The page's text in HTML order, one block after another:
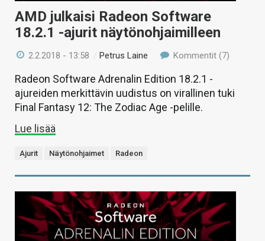
AMD julkaisi Radeon Software
18.2.1 -ajurit näytönohjaimilleen
2.2.2018 - 13:58 / Petrus Laine Kommentit (7)
Radeon Software Adrenalin Edition 18.2.1 -
ajureiden merkittävin uudistus on virallinen tuki
Final Fantasy 12: The Zodiac Age -pelille.
Lue lisää
Ajurit Näytönohjaimet Radeon